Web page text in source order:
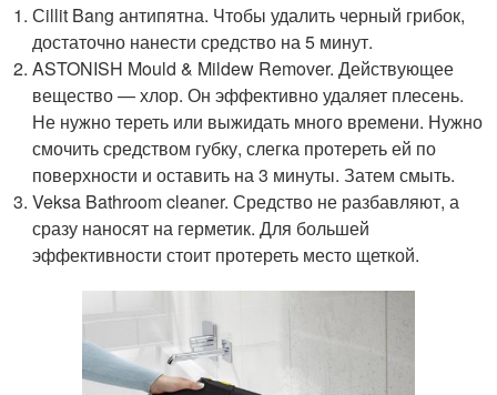
Сillit Bang антипятна. Чтобы удалить черный грибок,
достаточно нанести средство на 5 минут.
ASTONISH Mould & Mildew Remover. Действующее
вещество — хлор. Он эффективно удаляет плесень.
Не нужно тереть или выжидать много времени. Нужно
смочить средством губку, слегка протереть ей по
поверхности и оставить на 3 минуты. Затем смыть.
Veksa Bathroom cleaner. Средство не разбавляют, а
сразу наносят на герметик. Для большей
эффективности стоит протереть место щеткой.